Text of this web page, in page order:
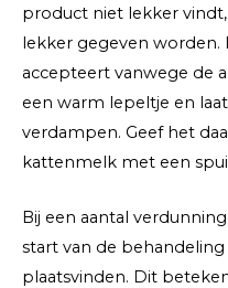
product niet lekker
lekker gegeven
accepteert vanwege de
een warm lepeltje en
verdampen. Geef het
kattenmelk met een
Bij een aantal
start van de
plaatsvinden. Dit